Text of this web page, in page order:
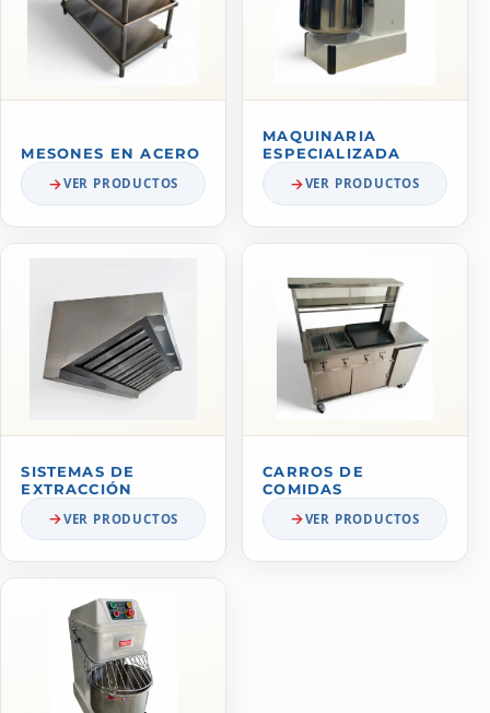
MESONES EN ACERO
VER PRODUCTOS
MAQUINARIA
ESPECIALIZADA
VER PRODUCTOS
SISTEMAS DE
EXTRACCIÓN
VER PRODUCTOS
CARROS DE
COMIDAS
VER PRODUCTOS